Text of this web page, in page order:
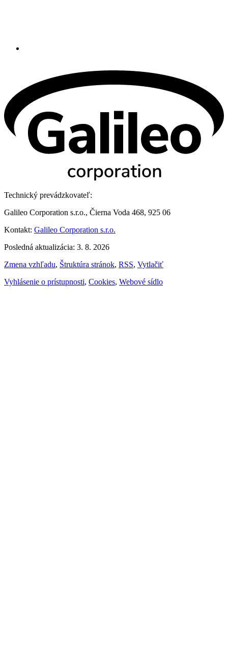
Technický prevádzkovateľ:
Galileo Corporation s.r.o., Čierna Voda 468, 925 06
Kontakt: Galileo Corporation s.r.o.
Posledná aktualizácia: 3. 8. 2026
Zmena vzhľadu, Štruktúra stránok, RSS, Vytlačiť
Vyhlásenie o prístupnosti, Cookies, Webové sídlo